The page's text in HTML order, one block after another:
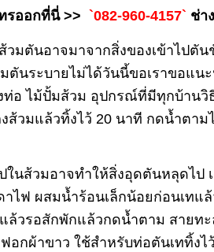
รออกที่นี่ >> `082-960-4157` ช่า
มตันอาจมาจากสิ่งของเข้าไปตัน
ตันระบายไม่ได้วันนี้ขอเราขอแ
อ ไม้ปั้มส้วม อุปกรณ์ที่มีทุกบ้าน
ส้วมแล้วทิ้งไว้ 20 นาที กดน้ำตาม
ในส้วมอาจทำให้สิ่งอุดตันหลุดไป
ไฟ ผสมน้ำร้อนเล็กน้อยก่อนเทแ
ล้วรอสักพักแล้วกดน้ำตาม สายทะ
กผ้าขาว ใช้สำหรับท่อตันเททิ้งไ